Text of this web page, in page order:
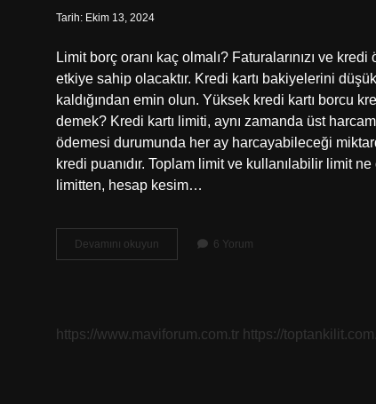
Tarih: Ekim 13, 2024
Limit borç oranı kaç olmalı? Faturalarınızı ve
etkiye sahip olacaktır. Kredi kartı bakiyelerini
kaldığından emin olun. Yüksek kredi kartı borcu
demek? Kredi kartı limiti, aynı zamanda üst
ödemesi durumunda her ay harcayabileceği
kredi puanıdır. Toplam limit ve kullanılabilir limit
limitten, hesap kesim…
Devamını okuyun
Kullanım
6 Yorum
https://www.maviforum.com.tr https://